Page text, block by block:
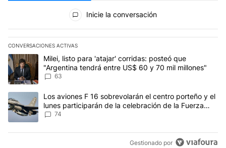
Todos los comentarios
Inicie la conversación
CONVERSACIONES ACTIVAS
Este listado muestra los artículos con más comentarios en los
Un artículo de tendencia con el título "Milei, listo para 'atajar'
Milei, listo para 'atajar' corridas: posteó que
"Argentina tendrá entre US$ 60 y 70 mil millones"
63
Un artículo de tendencia con el título "Los aviones F 16
Los aviones F 16 sobrevolarán el centro porteño y el
lunes participarán de la celebración de la Fuerza
Aérea
74
Gestionado por